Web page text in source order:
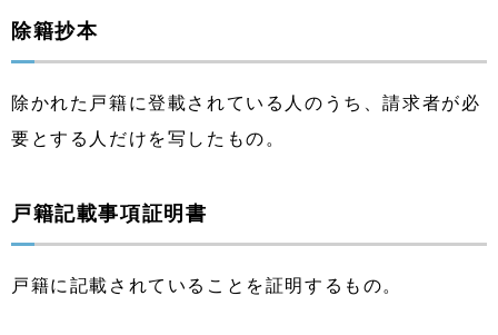
除籍抄本
除かれた戸籍に登載されている人のうち、請求者が必
要とする人だけを写したもの。
戸籍記載事項証明書
戸籍に記載されていることを証明するもの。